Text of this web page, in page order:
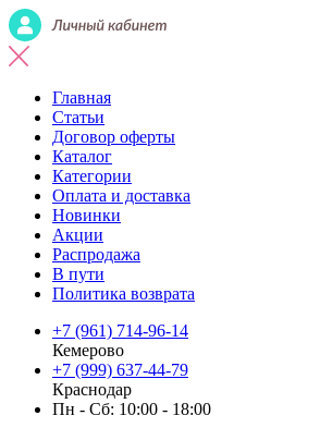
Главная
Статьи
Договор оферты
Каталог
Категории
Оплата и доставка
Новинки
Акции
Распродажа
В пути
Политика возврата
+7 (961) 714-96-14
Кемерово
+7 (999) 637-44-79
Краснодар
Пн - Сб: 10:00 - 18:00